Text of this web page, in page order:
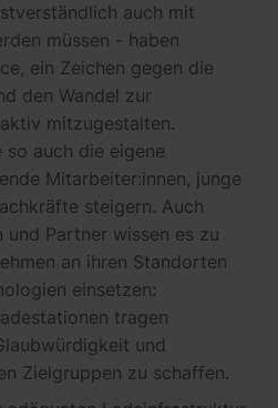
auch mit
müssen - haben
ein Zeichen gegen die
den Wandel zur
mitzugestalten.
auch die eigene
Mitarbeiter:innen, junge
steigern. Auch
und Partner wissen es zu
an ihren Standorten
einsetzen:
tragen
und
Zielgruppen zu schaffen.